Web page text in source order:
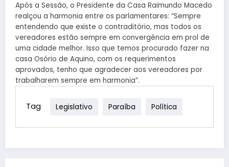
Após a Sessão, o Presidente da Casa Raimundo Macedo
realçou a harmonia entre os parlamentares: “Sempre
entendendo que existe o contraditório, mas todos os
vereadores estão sempre em convergência em prol de
uma cidade melhor. Isso que temos procurado fazer na
casa Osório de Aquino, com os requerimentos
aprovados, tenho que agradecer aos vereadores por
trabalharem sempre em harmonia”.
Tag Legislativo Paraíba Política